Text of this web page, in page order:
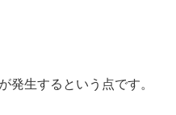
発生するという点です。